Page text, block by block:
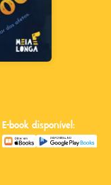
E-book disponível: